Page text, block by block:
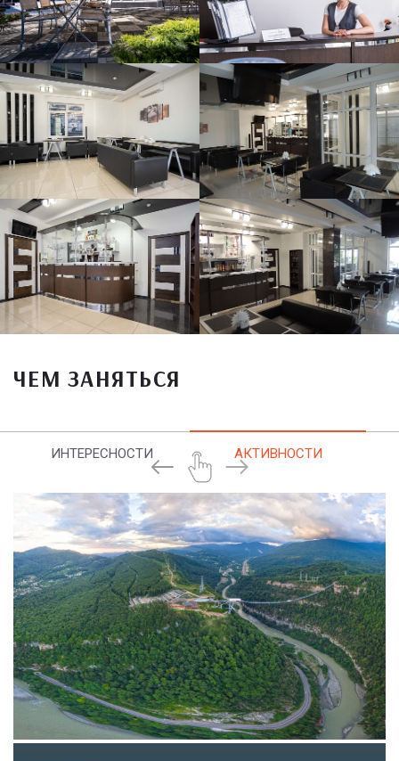
ЧЕМ ЗАНЯТЬСЯ
ИНТЕРЕСНОСТИ АКТИВНОСТИ